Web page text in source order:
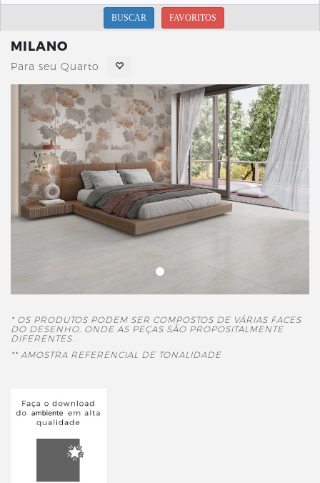
BUSCAR FAVORITOS
MILANO
Para seu Quarto
Vista 1
* OS PRODUTOS PODEM SER COMPOSTOS DE VÁRIAS FACES
DO DESENHO, ONDE AS PEÇAS SÃO PROPOSITALMENTE
DIFERENTES.
** AMOSTRA REFERENCIAL DE TONALIDADE